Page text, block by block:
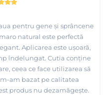
pentru gene și sprâncene
natural este perfectă
Aplicarea este ușoară,
îndelungat. Cutia conține
ceea ce face utilizarea să
am bazat pe calitatea
produs nu dezamăgește.